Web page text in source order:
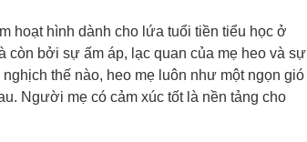
hoạt hình dành cho lứa tuổi tiền tiểu học ở
còn bởi sự ấm áp, lạc quan của mẹ heo và sự
thế nào, heo mẹ luôn như một ngọn gió
Người mẹ có cảm xúc tốt là nền tảng cho